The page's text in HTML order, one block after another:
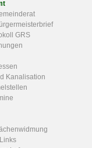
GRS
Kanalisation